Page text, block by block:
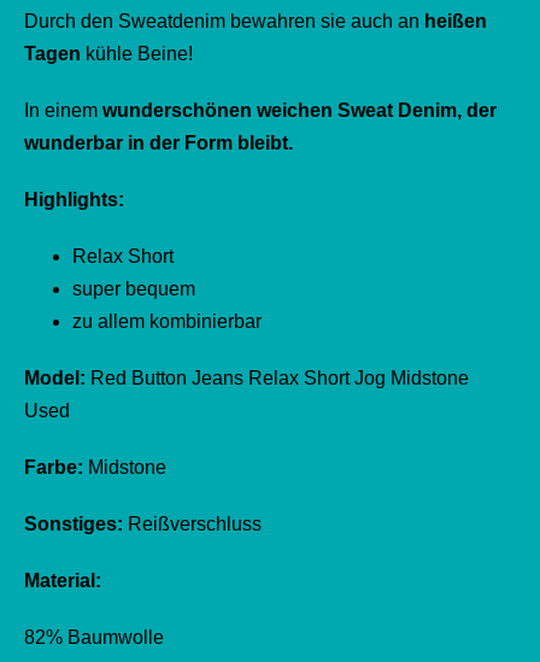
Durch den Sweatdenim bewahren sie auch an heißen
Tagen kühle Beine!
In einem wunderschönen weichen Sweat Denim, der
wunderbar in der Form bleibt.
Highlights:
Relax Short
super bequem
zu allem kombinierbar
Model: Red Button Jeans Relax Short Jog Midstone
Used
Farbe: Midstone
Sonstiges: Reißverschluss
Material:
82% Baumwolle